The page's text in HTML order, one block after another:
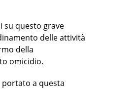
su questo grave
delle attività
della
omicidio.
portato a questa